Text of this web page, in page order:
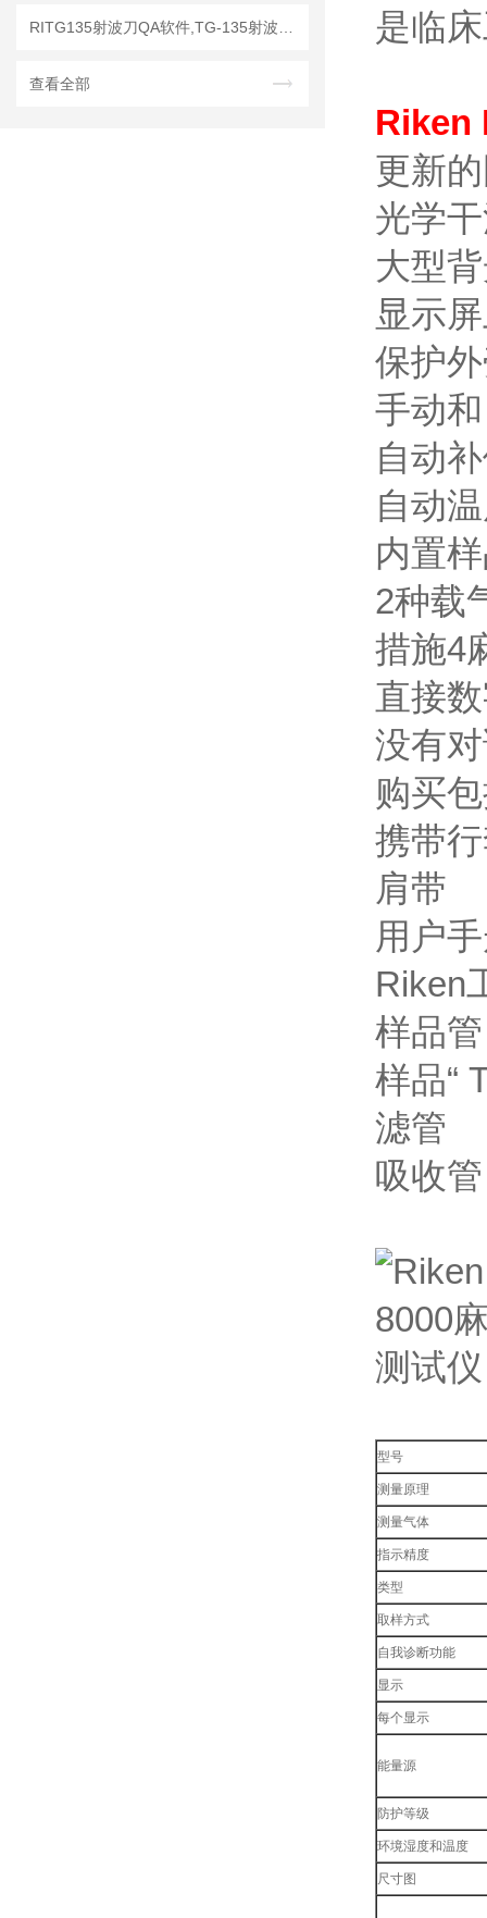
查看全部
是临
Riken
更新
光学
大型
显示
保护
手动
自动
自动
内置
2种载
措施4
直接
没有
购买
携带
肩带
用户
Riken
样品管
样品“
滤管
吸收管
型号
测量原理
测量气体
指示精度
类型
取样方式
自我诊断功能
显示
每个显示
能量源
防护等级
环境湿度和温度
尺寸图